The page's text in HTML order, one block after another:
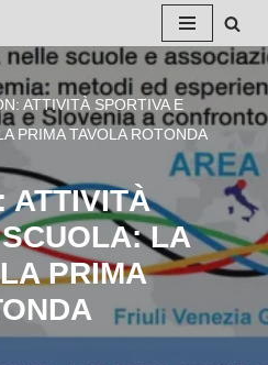
ATTIVITÀ SPORTIVA E
PRIMA TAVOLA ROTONDA
ATTIVITÀ
LA
PRIMA